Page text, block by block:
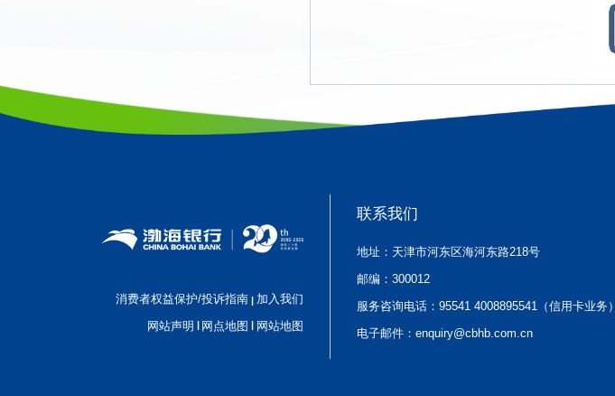
消费者权益保护/投诉指南 | 加入我们
网站声明 | 网点地图 | 网站地图
联系我们
地址：天津市河东区海河东路218号
邮编：300012
服务咨询电话：95541 4008895541（信用卡业务）
电子邮件：enquiry@cbhb.com.cn